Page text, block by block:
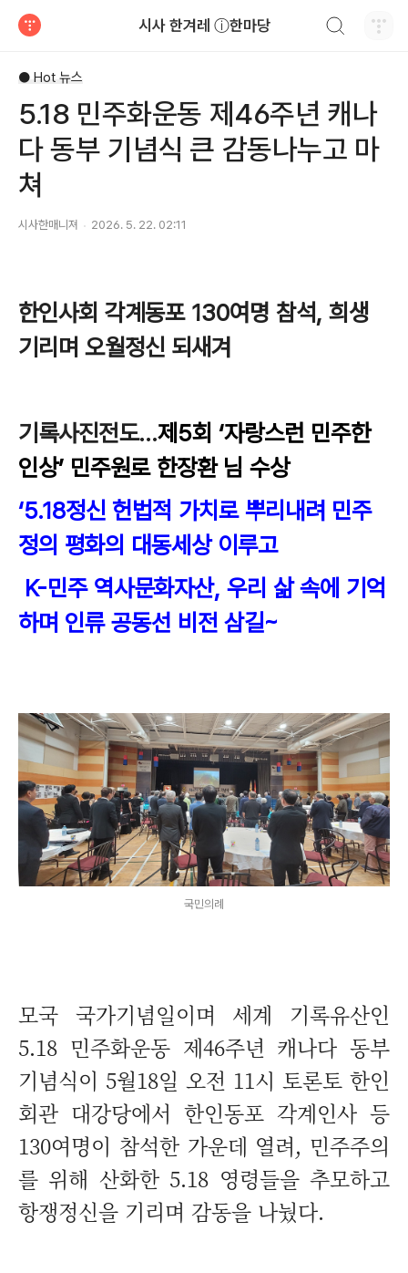
시사 한겨레 ⓘ한마당
● Hot 뉴스
5.18 민주화운동 제46주년 캐나
다 동부 기념식 큰 감동나누고 마
쳐
시사한매니져 2026. 5. 22. 02:11
한인사회 각계동포 130여명 참석, 희생
기리며 오월정신 되새겨
기록사진전도...제5회 ‘자랑스런 민주한
인상’ 민주원로 한장환 님 수상
‘5.18정신 헌법적 가치로 뿌리내려 민주
정의 평화의 대동세상 이루고
K-민주 역사문화자산, 우리 삶 속에 기억
하며 인류 공동선 비전 삼길~
국민의례
모국 국가기념일이며 세계 기록유산인
5.18 민주화운동 제46주년 캐나다 동부
기념식이 5월18일 오전 11시 토론토 한인
회관 대강당에서 한인동포 각계인사 등
130여명이 참석한 가운데 열려, 민주주의
를 위해 산화한 5.18 영령들을 추모하고
항쟁정신을 기리며 감동을 나눴다.